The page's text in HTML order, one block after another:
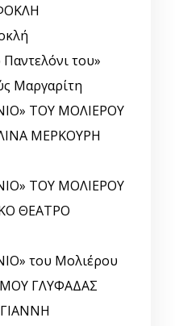
του»
Μαργαρίτη
ΤΟΥ ΜΟΛΙΕΡΟΥ
ΜΕΡΚΟΥΡΗ
ΤΟΥ ΜΟΛΙΕΡΟΥ
ΘΕΑΤΡΟ
του Μολιέρου
ΓΛΥΦΑΔΑΣ
ΓΙΑΝΝΗ